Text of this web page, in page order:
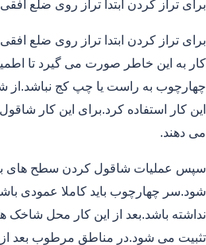
برای تراز کردن ابتدا تراز روی ضلع
برای تراز کردن ابتدا تراز روی ضلع
کار به این خاطر صورت می گیرد تا
چهارچوب به راست یا چپ کج نباشد.از
این کار استفاده کرد.برای این کار
می دهند.
سپس عملیات شاقول کردن سطح های
شود.سر چهارچوب باید کاملا عمودی
نداشته باشد.بعد از این کار محل شاخک
تثبیت می شود.در مناطق مرطوب بعد